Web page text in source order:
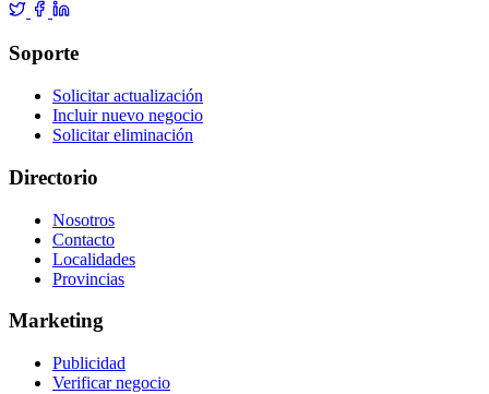
Soporte
Solicitar actualización
Incluir nuevo negocio
Solicitar eliminación
Directorio
Nosotros
Contacto
Localidades
Provincias
Marketing
Publicidad
Verificar negocio